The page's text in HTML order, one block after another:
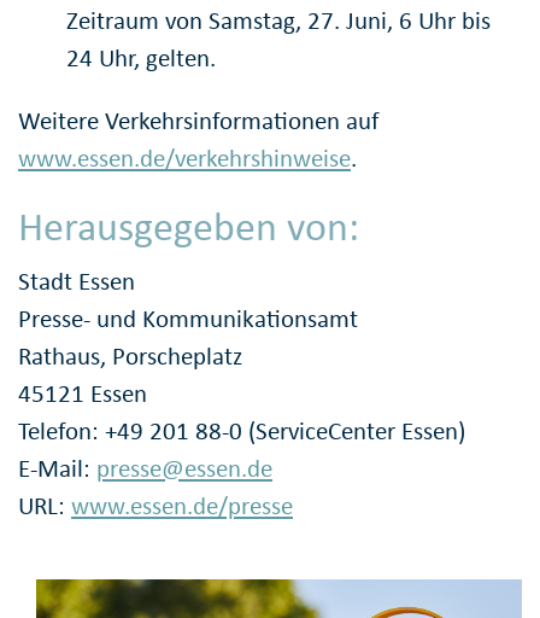
Zeitraum von Samstag, 27. Juni, 6 Uhr bis
24 Uhr, gelten.
Weitere Verkehrsinformationen auf
www.essen.de/verkehrshinweise.
Herausgegeben von:
Stadt Essen
Presse- und Kommunikationsamt
Rathaus, Porscheplatz
45121 Essen
Telefon: +49 201 88-0 (ServiceCenter Essen)
E-Mail: presse@essen.de
URL: www.essen.de/presse